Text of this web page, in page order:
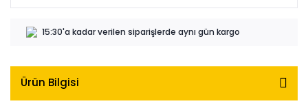
15:30'a kadar verilen siparişlerde aynı gün kargo
Ürün Bilgisi